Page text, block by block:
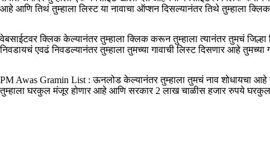
आहे आणि तिथं तुम्हाला लिस्ट या नावाचा ऑप्शन दिसल्यानंतर तिथे तुम्हाला
वेबसाईटवर क्लिक केल्यानंतर तुम्हाला क्लिक करून तुम्हाला त्यानंतर तुमचं जिल्हा
निवडायचं एवढं निवडल्यानंतर तुम्हाला तुमच्या गावाची लिस्ट दिसणार आहे
PM Awas Gramin List : ऊनलोड केल्यानंतर तुम्हाला तुमचं नाव शोधायचा
तुम्हाला घरकुल मंजूर होणार आहे आणि सरकार 2 लाख चाळीस हजार रुपये